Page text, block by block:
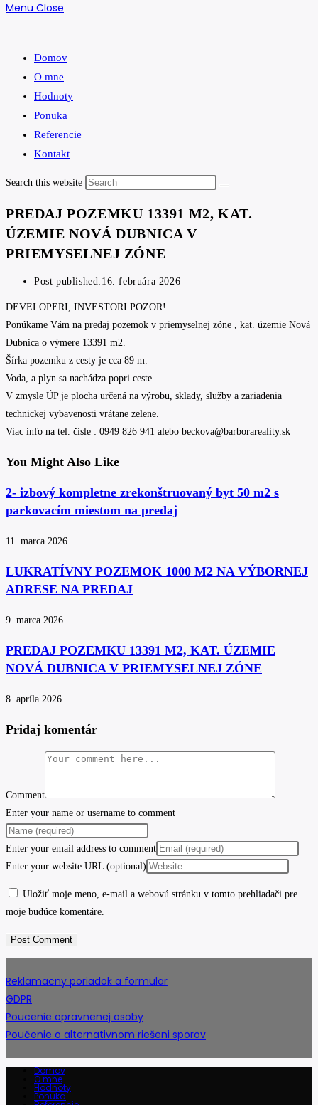
Menu Close
Domov
O mne
Hodnoty
Ponuka
Referencie
Kontakt
Search this website
PREDAJ POZEMKU 13391 M2, KAT.
ÚZEMIE NOVÁ DUBNICA V
PRIEMYSELNEJ ZÓNE
Post published: 16. februára 2026
DEVELOPERI, INVESTORI POZOR!
Ponúkame Vám na predaj pozemok v priemyselnej zóne , kat. územie Nová
Dubnica o výmere 13391 m2.
Šírka pozemku z cesty je cca 89 m.
Voda, a plyn sa nachádza popri ceste.
V zmysle ÚP je plocha určená na výrobu, sklady, služby a zariadenia
technickej vybavenosti vrátane zelene.
Viac info na tel. čísle : 0949 826 941 alebo beckova@barborareality.sk
You Might Also Like
2- izbový kompletne zrekonštruovaný byt 50 m2 s
parkovacím miestom na predaj
11. marca 2026
LUKRATÍVNY POZEMOK 1000 M2 NA VÝBORNEJ
ADRESE NA PREDAJ
9. marca 2026
PREDAJ POZEMKU 13391 M2, KAT. ÚZEMIE
NOVÁ DUBNICA V PRIEMYSELNEJ ZÓNE
8. apríla 2026
Pridaj komentár
Comment
Enter your name or username to comment
Enter your email address to comment
Enter your website URL (optional)
Uložiť moje meno, e-mail a webovú stránku v tomto prehliadači pre
moje budúce komentáre.
Reklamacny poriadok a formular
GDPR
Poucenie opravnenej osoby
Poučenie o alternativnom riešeni sporov
Domov
O mne
Hodnoty
Ponuka